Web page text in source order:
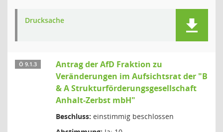
Drucksache
Ö 9.1.3
Antrag der AfD Fraktion zu
Veränderungen im Aufsichtsrat der "B
& A Strukturförderungsgesellschaft
Anhalt-Zerbst mbH"
Beschluss: einstimmig beschlossen